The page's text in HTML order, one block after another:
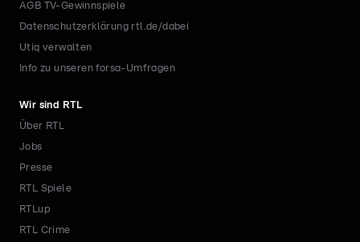
AGB TV-Gewinnspiele
Datenschutzerklärung rtl.de/dabei
Utiq verwalten
Info zu unseren forsa-Umfragen
Wir sind RTL
Über RTL
Jobs
Presse
RTL Spiele
RTLup
RTL Crime